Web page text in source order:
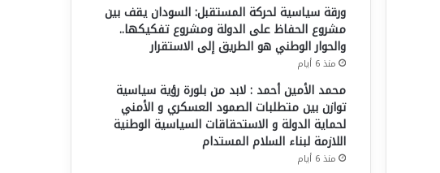
ورقة سياسية لحركة المستقبل: السودان يقف بين
مشروع الحفاظ على الدولة ومشروع تفكيكها..
والحوار الوطني هو الطريق إلى الاستقرار
منذ 6 أيام
محمد الأمين أحمد : لابد من بلورة رؤية سياسية
توازن بين متطلبات الصمود العسكري و الأمني
لحماية الدولة و الاستحقاقات السياسية الوطنية
اللازمة لبناء السلام المستدام
منذ 6 أيام